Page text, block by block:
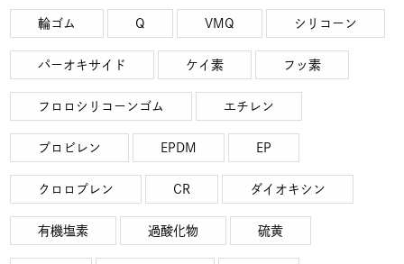
輪ゴム Q VMQ シリコーン
パーオキサイド ケイ素 フッ素
フロロシリコーンゴム エチレン
プロビレン EPDM EP
クロロプレン CR ダイオキシン
有機塩素 過酸化物 硫黄